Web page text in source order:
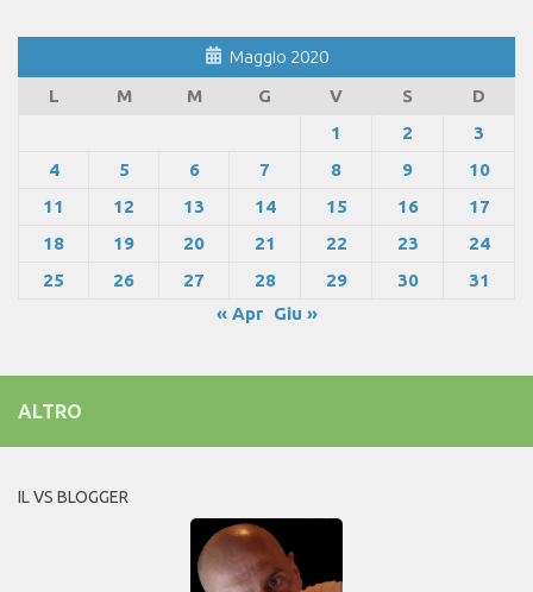
Maggio 2020
L
M M G V S
D
1
2
3
4
5 6 7 8 9
10
11
12 13 14 15 16
17
18
19 20 21 22 23
24
25
26 27 28 29 30
31
« Apr
Giu »
ALTRO
IL VS BLOGGER